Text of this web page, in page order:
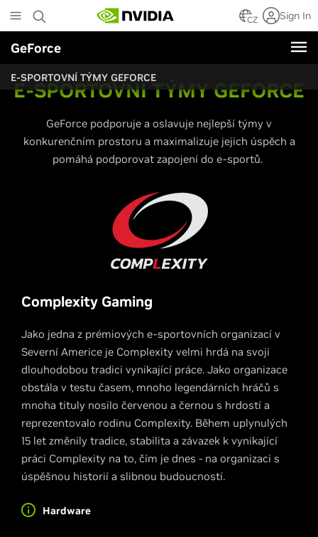
to
main
content
CZ Sign In
GeForce
E-SPORTOVNÍ TÝMY GEFORCE
E-SPORTOVNÍ TÝMY GEFORCE
GeForce podporuje a oslavuje nejlepší týmy v
konkurenčním prostoru a maximalizuje jejich úspěch a
pomáhá podporovat zapojení do e-sportů.
Complexity Gaming
Jako jedna z prémiových e-sportovních organizací v
Severní Americe je Complexity velmi hrdá na svoji
dlouhodobou tradici vynikající práce. Jako organizace
obstála v testu časem, mnoho legendárních hráčů s
mnoha tituly nosilo červenou a černou s hrdostí a
reprezentovalo rodinu Complexity. Během uplynulých
15 let změnily tradice, stabilita a závazek k vynikající
práci Complexity na to, čím je dnes - na organizaci s
úspěšnou historií a slibnou budoucností.
Hardware